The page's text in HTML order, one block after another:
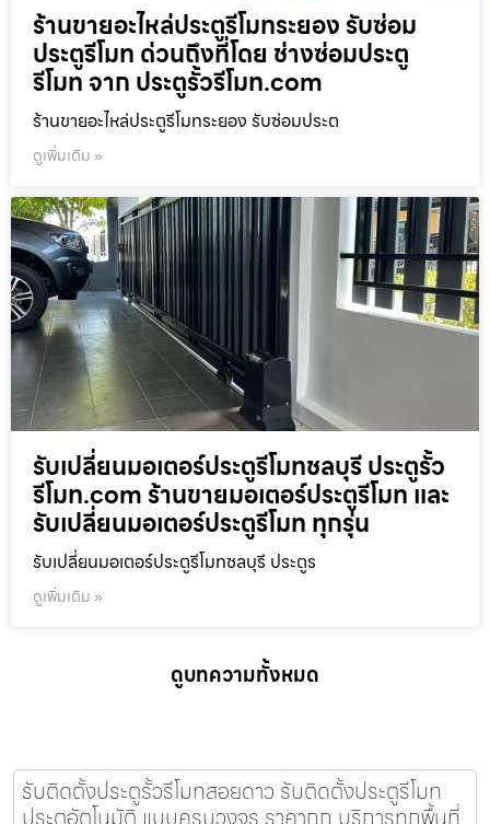
ร้านขายอะไหล่ประตูรีโมทระยอง รับซ่อม
ประตูรีโมท ด่วนถึงที่โดย ช่างซ่อมประตู
รีโมท จาก ประตูรั้วรีโมท.com
ร้านขายอะไหล่ประตูรีโมทระยอง รับซ่อมประต
ดูเพิ่มเติม »
รับเปลี่ยนมอเตอร์ประตูรีโมทชลบุรี ประตูรั้ว
รีโมท.com ร้านขายมอเตอร์ประตูรีโมท และ
รับเปลี่ยนมอเตอร์ประตูรีโมท ทุกรุ่น
รับเปลี่ยนมอเตอร์ประตูรีโมทชลบุรี ประตูร
ดูเพิ่มเติม »
ดูบทความทั้งหมด
รับติดตั้งประตูรั้วรีโมทสอยดาว รับติดตั้งประตูรีโมท